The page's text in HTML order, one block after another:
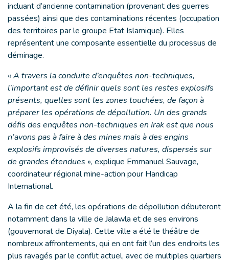
incluant d’ancienne contamination (provenant des guerres
passées) ainsi que des contaminations récentes (occupation
des territoires par le groupe Etat Islamique). Elles
représentent une composante essentielle du processus de
déminage.
« A travers la conduite d’enquêtes non-techniques,
l’important est de définir quels sont les restes explosifs
présents, quelles sont les zones touchées, de façon à
préparer les opérations de dépollution. Un des grands
défis des enquêtes non-techniques en Irak est que nous
n’avons pas à faire à des mines mais à des engins
explosifs improvisés de diverses natures, dispersés sur
de grandes étendues », explique Emmanuel Sauvage,
coordinateur régional mine-action pour Handicap
International.
A la fin de cet été, les opérations de dépollution débuteront
notamment dans la ville de Jalawla et de ses environs
(gouvernorat de Diyala). Cette ville a été le théâtre de
nombreux affrontements, qui en ont fait l’un des endroits les
plus ravagés par le conflit actuel, avec de multiples quartiers